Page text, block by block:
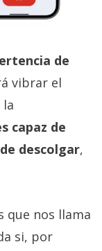
de
vibrar el
capaz de
descolgar,
que nos llama
si, por